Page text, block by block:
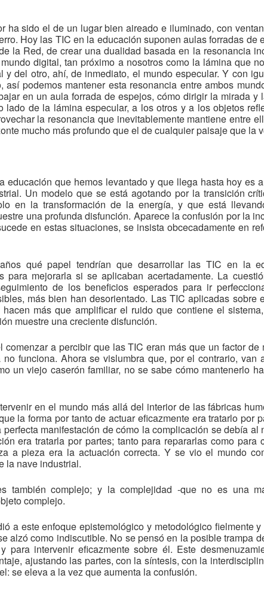
ha sido el de un lugar bien aireado e iluminado, con
Hoy las TIC en la educación suponen aulas forradas de
la Red, de crear una dualidad basada en la resonancia
digital, tan próximo a nosotros como la lámina que
del otro, ahí, de inmediato, el mundo especular. Y con
podemos mantener esta resonancia entre ambos
en un aula forrada de espejos, cómo dirigir la mirada y
lado de la lámina especular, a los otros y a los objetos
la resonancia que inevitablemente mantiene entre
mucho más profundo que el de cualquier paisaje que la
que hemos levantado y que llega hasta hoy es
Un modelo que se está agotando por la transición
en la transformación de la energía, y que está
una profunda disfunción. Aparece la confusión por la
en estas situaciones, se insista obcecadamente en
qué papel tendrían que desarrollar las TIC en la
para mejorarla si se aplicaban acertadamente. La
de los beneficios esperados para ir
más bien han desorientado. Las TIC aplicadas sobre
más que amplificar el ruido que contiene el
muestre una creciente disfunción.
a percibir que las TIC eran más que un factor
funciona. Ahora se vislumbra que, por el contrario, van
un viejo caserón familiar, no se sabe cómo mantenerlo
en el mundo más allá del interior de las fábricas
la forma por tanto de actuar eficazmente era tratarlo por
manifestación de cómo la complicación se debía al
era tratarla por partes; tanto para repararlas como para
a pieza era la actuación correcta. Y se vio el mundo
la nave industrial.
también complejo; y la complejidad -que no es una
complejo.
a este enfoque epistemológico y metodológico fielmente
alzó como indiscutible. No se pensó en la posible trampa
para intervenir eficazmente sobre él. Este
ajustando las partes, con la síntesis, con la
se eleva a la vez que aumenta la confusión.